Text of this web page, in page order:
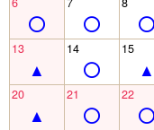
13 14 15
20 21 22